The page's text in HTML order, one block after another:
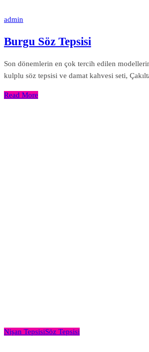
admin
Burgu Söz Tepsisi
Son dönemlerin en çok tercih edilen
kulplu söz tepsisi ve damat kahvesi seti,
Read More
Nişan TepsisiSöz Tepsisi